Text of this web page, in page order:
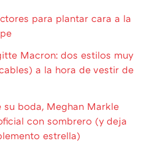
para plantar cara a la
Macron: dos estilos muy
a la hora de vestir de
su boda, Meghan Markle
con sombrero (y deja
estrella)